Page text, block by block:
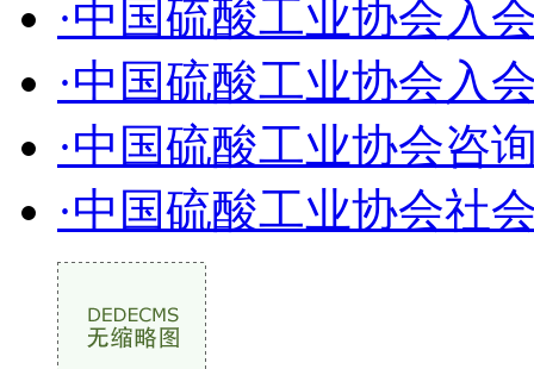
·中国硫酸工业协会入
·中国硫酸工业协会入
·中国硫酸工业协会咨
·中国硫酸工业协会社